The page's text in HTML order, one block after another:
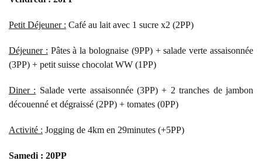
Petit Déjeuner : Café au lait avec 1 sucre x2 (2PP)
Déjeuner : Pâtes à la bolognaise (9PP) + salade verte assaisonnée
(3PP) + petit suisse chocolat WW (1PP)
Diner : Salade verte assaisonnée (3PP) + 2 tranches de jambon
découenné et dégraissé (2PP) + tomates (0PP)
Activité : Jogging de 4km en 29minutes (+5PP)
Samedi : 20PP